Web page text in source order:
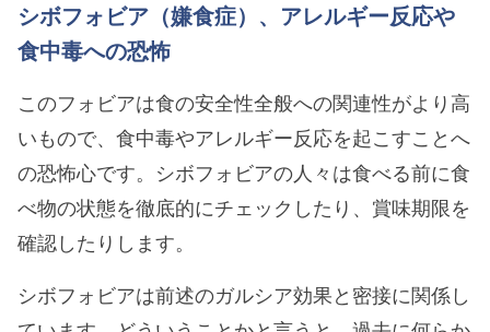
シボフォビア（嫌食症）、アレルギー反応や
食中毒への恐怖
このフォビアは食の安全性全般への関連性がより高
いもので、食中毒やアレルギー反応を起こすことへ
の恐怖心です。シボフォビアの人々は食べる前に食
べ物の状態を徹底的にチェックしたり、賞味期限を
確認したりします。
シボフォビアは前述のガルシア効果と密接に関係し